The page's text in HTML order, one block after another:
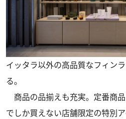
イッタラ以外の高品質なフィン
る。
商品の品揃えも充実。定番商
でしか買えない店舗限定の特別